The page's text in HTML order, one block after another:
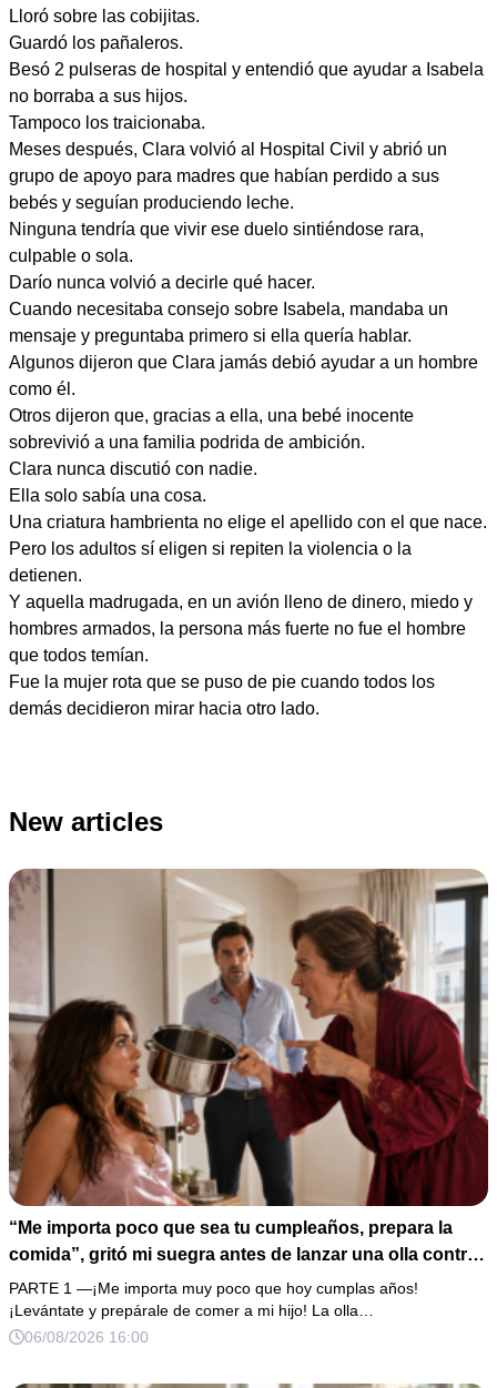
Lloró sobre las cobijitas.
Guardó los pañaleros.
Besó 2 pulseras de hospital y entendió que ayudar a Isabela
no borraba a sus hijos.
Tampoco los traicionaba.
Meses después, Clara volvió al Hospital Civil y abrió un
grupo de apoyo para madres que habían perdido a sus
bebés y seguían produciendo leche.
Ninguna tendría que vivir ese duelo sintiéndose rara,
culpable o sola.
Darío nunca volvió a decirle qué hacer.
Cuando necesitaba consejo sobre Isabela, mandaba un
mensaje y preguntaba primero si ella quería hablar.
Algunos dijeron que Clara jamás debió ayudar a un hombre
como él.
Otros dijeron que, gracias a ella, una bebé inocente
sobrevivió a una familia podrida de ambición.
Clara nunca discutió con nadie.
Ella solo sabía una cosa.
Una criatura hambrienta no elige el apellido con el que nace.
Pero los adultos sí eligen si repiten la violencia o la
detienen.
Y aquella madrugada, en un avión lleno de dinero, miedo y
hombres armados, la persona más fuerte no fue el hombre
que todos temían.
Fue la mujer rota que se puso de pie cuando todos los
demás decidieron mirar hacia otro lado.
New articles
“Me importa poco que sea tu cumpleaños, prepara la
comida”, gritó mi suegra antes de lanzar una olla contra
mi cama. Mi esposo regresó horas después oliendo al
perfume de su amante, seguro de que yo lo perdonaría.
Pero yo ya tenía 3 copias de los estados de cuenta y una
PARTE 1 —¡Me importa muy poco que hoy cumplas años!
¡Levántate y prepárale de comer a mi hijo! La olla…
06/08/2026 16:00